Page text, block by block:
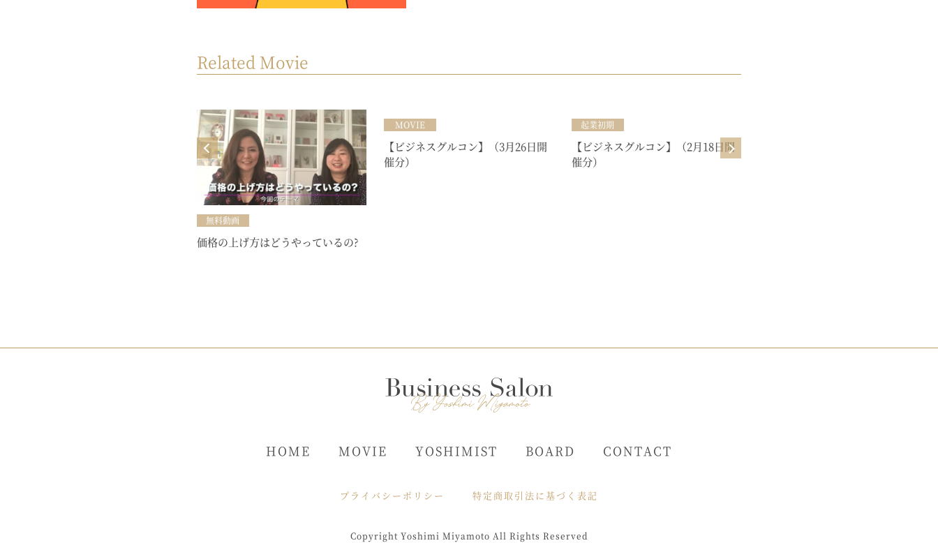
Related Movie
無料動画
価格の上げ方はどうやっているの?
MOVIE
【ビジネスグルコン】（3月26日開
催分）
起業初期
【ビジネスグルコン】（2月18日開
催分）
HOME MOVIE YOSHIMIST BOARD CONTACT
プライバシーポリシー 特定商取引法に基づく表記
Copyright Yoshimi Miyamoto All Rights Reserved